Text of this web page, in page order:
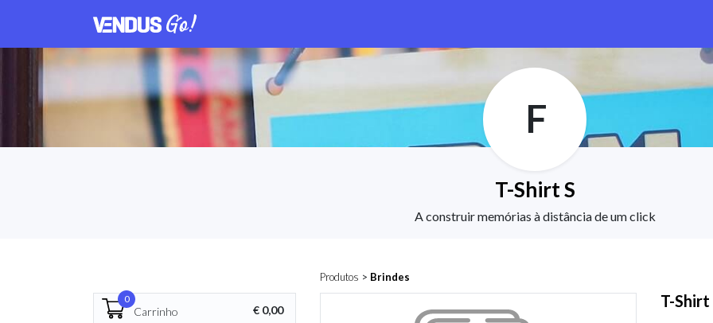
F
T-Shirt S
A construir memórias à distância de um click
Produtos > Brindes
0
Carrinho € 0,00 T-Shirt